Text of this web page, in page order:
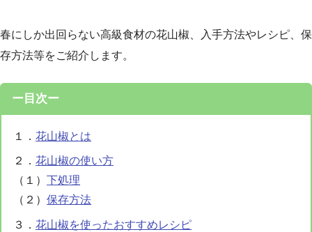
春にしか出回らない高級食材の花山椒、入手方法やレシピ、保
存方法等をご紹介します。
ー目次ー
１．花山椒とは
２．花山椒の使い方
（１）下処理
（２）保存方法
３．花山椒を使ったおすすめレシピ